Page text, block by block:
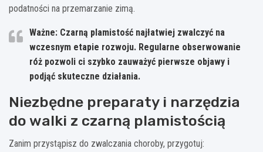
podatności na przemarzanie zimą.
Ważne: Czarną plamistość najłatwiej zwalczyć na
wczesnym etapie rozwoju. Regularne obserwowanie
róż pozwoli ci szybko zauważyć pierwsze objawy i
podjąć skuteczne działania.
Niezbędne preparaty i narzędzia
do walki z czarną plamistością
Zanim przystąpisz do zwalczania choroby, przygotuj: